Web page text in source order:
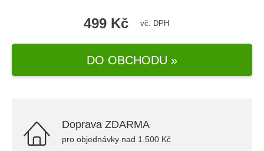
499 Kč vč. DPH
DO OBCHODU »
Doprava ZDARMA
pro objednávky nad 1.500 Kč